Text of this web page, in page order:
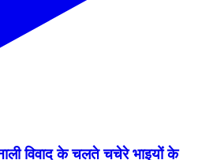
विवाद के चलते चचेरे भाइयों के